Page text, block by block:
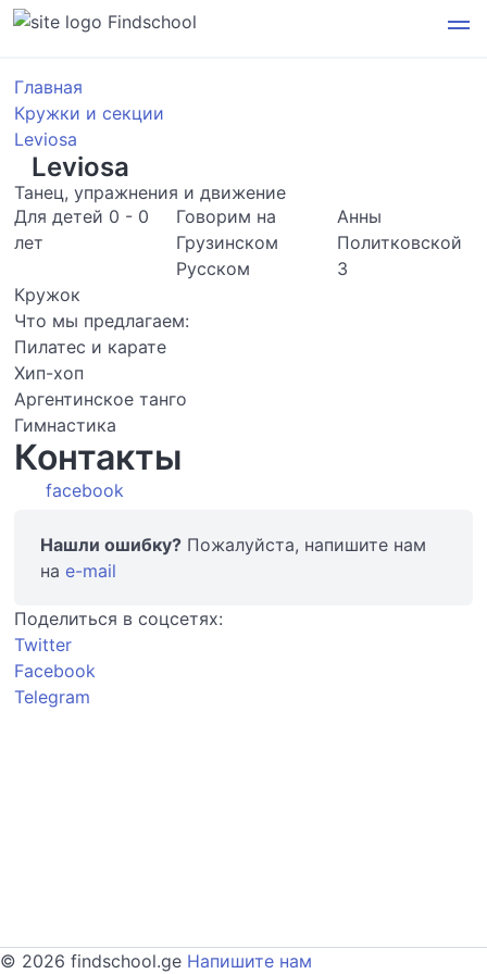
Findschool
Главная
Кружки и секции
Leviosa
Leviosa
Танец, упражнения и движение
Для детей 0 - 0
лет
Кружок
Говорим на
Грузинском
Русском
Анны
Политковской
3
Что мы предлагаем:
Пилатес и карате
Хип-хоп
Аргентинское танго
Гимнастика
Контакты
facebook
Нашли ошибку? Пожалуйста, напишите нам
наe-mail
Поделиться в соцсетях:
Twitter
Facebook
Telegram
© 2026 findschool.ge Напишите нам